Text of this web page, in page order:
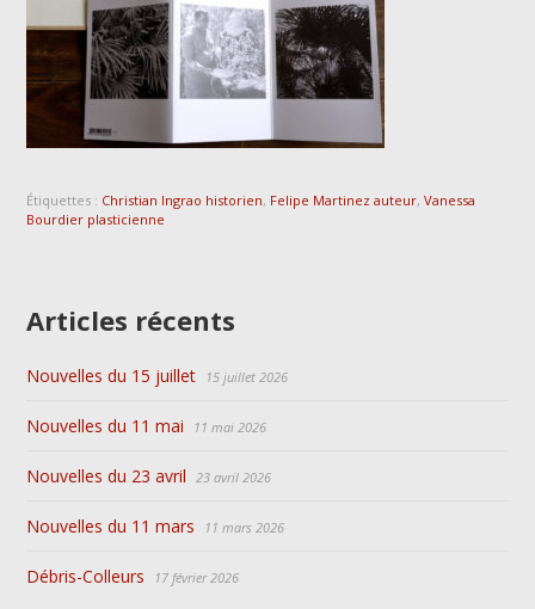
Étiquettes : Christian Ingrao historien, Felipe Martinez auteur,Vanessa
Bourdier plasticienne
Articles récents
Nouvelles du 15 juillet 15 juillet 2026
Nouvelles du 11 mai 11 mai 2026
Nouvelles du 23 avril 23 avril 2026
Nouvelles du 11 mars 11 mars 2026
Débris-Colleurs 17 février 2026